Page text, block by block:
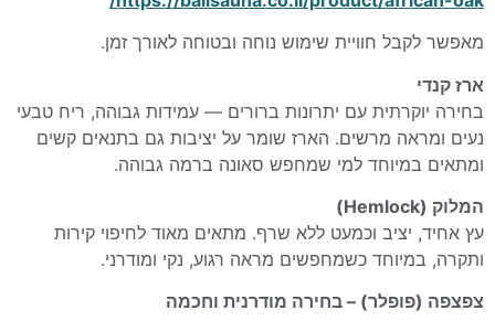
מאפשר לקבל חוויית שימוש נוחה ובטוחה לאורך זמן.
ארז קנדי
בחירה יוקרתית עם יתרונות ברורים — עמידות גבוהה, ריח טבעי
נעים ומראה מרשים. הארז שומר על יציבות גם בתנאים קשים
ומתאים במיוחד למי שמחפש סאונה ברמה גבוהה.
המלוק (Hemlock)
עץ אחיד, יציב וכמעט ללא שרף. מתאים מאוד לחיפוי קירות
ותקרה, במיוחד כשמחפשים מראה רגוע, נקי ומודרני.
צפצפה (פופלר) – בחירה מודרנית וחכמה